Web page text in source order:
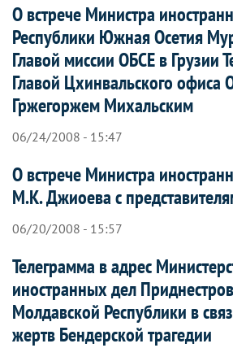
О встрече Министра
Республики Южная Осетия
Главой миссии ОБСЕ в Грузии
Главой Цхинвальского офиса
Гржегоржем Михальским
06/24/2008 - 15:47
О встрече Министра
М.К. Джиоева с
06/20/2008 - 15:57
Телеграмма в адрес
иностранных дел
Молдавской Республики в
жертв Бендерской трагедии